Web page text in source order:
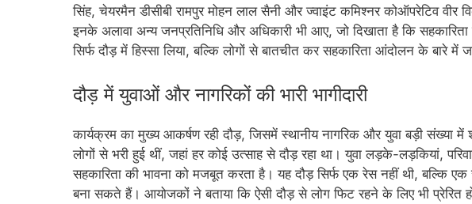
सिंह, चेयरमैन डीसीबी रामपुर मोहन लाल सैनी और ज्वाइंट कमिश्नर कोऑपरेटिव
इनके अलावा अन्य जनप्रतिनिधि और अधिकारी भी आए, जो दिखाता है कि
सिर्फ दौड़ में हिस्सा लिया, बल्कि लोगों से बातचीत कर सहकारिता आंदोलन के बारे में
दौड़ में युवाओं और नागरिकों की भारी भागीदारी
कार्यक्रम का मुख्य आकर्षण रही दौड़, जिसमें स्थानीय नागरिक और युवा बड़ी संख्या
लोगों से भरी हुई थीं, जहां हर कोई उत्साह से दौड़ रहा था। युवा लड़के-लड़कियां,
सहकारिता की भावना को मजबूत करता है। यह दौड़ सिर्फ एक रेस नहीं थी, बल्कि
बना सकते हैं। आयोजकों ने बताया कि ऐसी दौड़ से लोग फिट रहने के लिए भी प्रेरित